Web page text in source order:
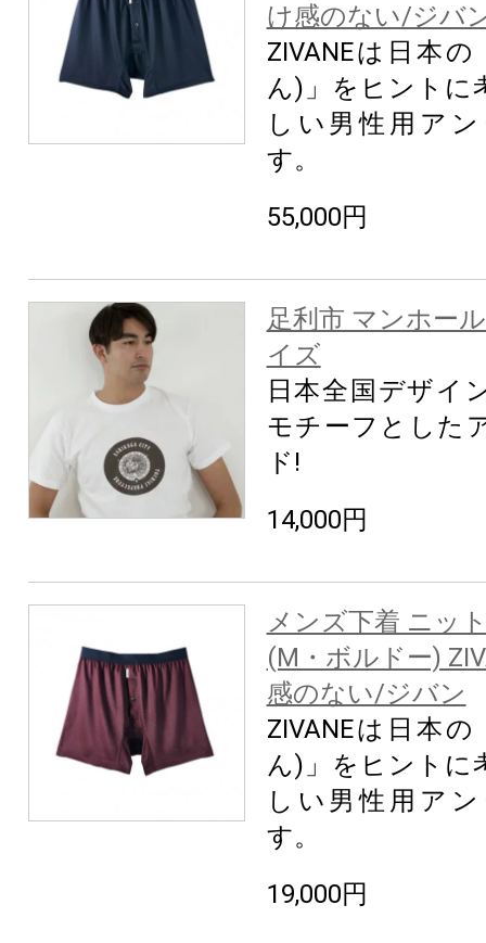
け感のない/ジバ
ZIVANEは日本
ん)」をヒントに
しい男性用ア
す。
55,000円
足利市 マンホー
イズ
日本全国デザイ
モチーフとした
ド!
14,000円
メンズ下着 ニッ
(M・ボルドー)
感のない/ジバン
ZIVANEは日本
ん)」をヒントに
しい男性用ア
す。
19,000円